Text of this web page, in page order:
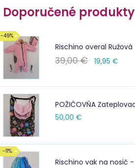
Doporučené produkty
-49%
Rischino overal Ružová
39,00 € 19,95 €
50,00 €
-11%